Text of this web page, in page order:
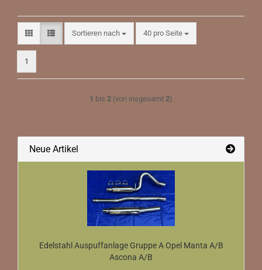
Sortieren nach
Sortieren nach 40 pro Seite
pro Seite
1
1 bis 2 (von insgesamt 2)
Neue Artikel
Edelstahl Auspuffanlage Gruppe A Opel Manta A/B
Ascona A/B